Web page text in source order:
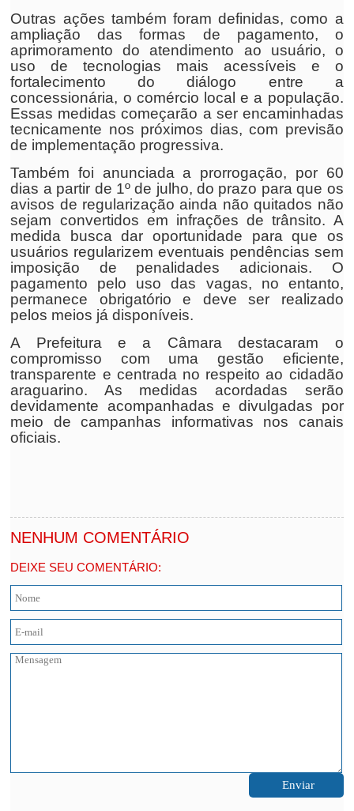
Outras ações também foram definidas, como a
ampliação das formas de pagamento, o
aprimoramento do atendimento ao usuário, o
uso de tecnologias mais acessíveis e o
fortalecimento do diálogo entre a
concessionária, o comércio local e a população.
Essas medidas começarão a ser encaminhadas
tecnicamente nos próximos dias, com previsão
de implementação progressiva.
Também foi anunciada a prorrogação, por 60
dias a partir de 1º de julho, do prazo para que os
avisos de regularização ainda não quitados não
sejam convertidos em infrações de trânsito. A
medida busca dar oportunidade para que os
usuários regularizem eventuais pendências sem
imposição de penalidades adicionais. O
pagamento pelo uso das vagas, no entanto,
permanece obrigatório e deve ser realizado
pelos meios já disponíveis.
A Prefeitura e a Câmara destacaram o
compromisso com uma gestão eficiente,
transparente e centrada no respeito ao cidadão
araguarino. As medidas acordadas serão
devidamente acompanhadas e divulgadas por
meio de campanhas informativas nos canais
oficiais.
NENHUM COMENTÁRIO
DEIXE SEU COMENTÁRIO: